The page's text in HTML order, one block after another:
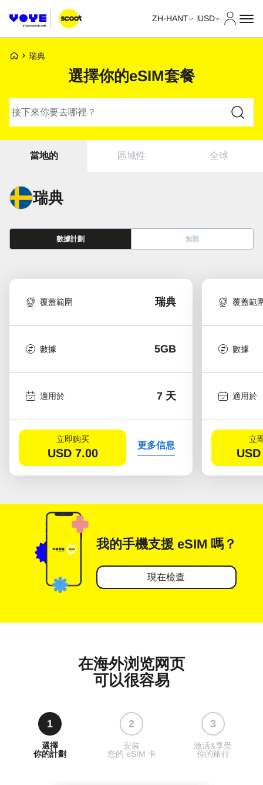
ZH-HANT USD
Voye主頁
瑞典
選擇你的eSIM套餐
當地的 區域性 全球
瑞典
數據計劃 無限
覆蓋範圍 瑞典
數據 5GB
適用於 7 天
立即购买
USD 7.00
更多信息
覆蓋範
數據
適用於
立
USD
我的手機支援 eSIM 嗎？
現在檢查
在海外浏览网页
可以很容易
1
選擇
你的計劃
2
安裝
您的 eSIM 卡
3
激活&享受
你的旅行